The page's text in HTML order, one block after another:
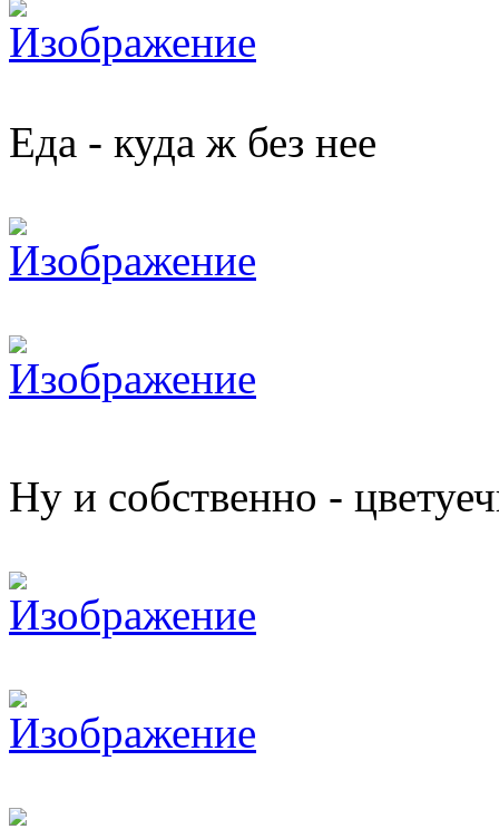
Еда - куда ж без нее
Ну и собственно -